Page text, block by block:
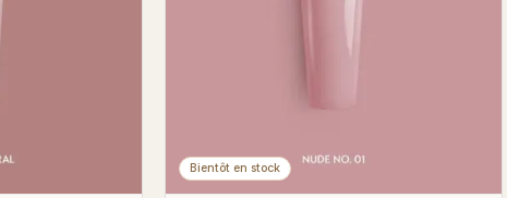
Bientôt en stock